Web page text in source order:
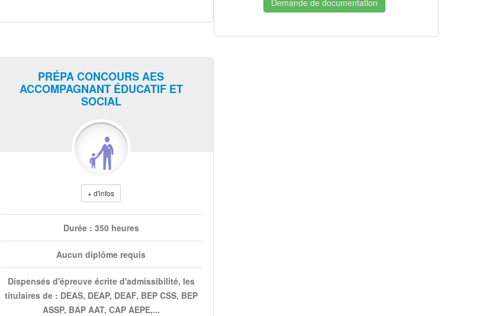
Demande de documentation
PRÉPA CONCOURS AES
ACCOMPAGNANT ÉDUCATIF ET
SOCIAL
+ d'infos
Durée : 350 heures
Aucun diplôme requis
Dispensés d'épreuve écrite d'admissibilité, les
titulaires de : DEAS, DEAP, DEAF, BEP CSS, BEP
ASSP, BAP AAT, CAP AEPE,...